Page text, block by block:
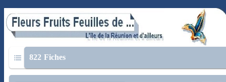
822 Fiches